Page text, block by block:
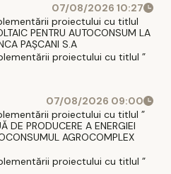
07/08/2026 10:27
proiectului cu titlul
PENTRU AUTOCONSUM LA
PAȘCANI S.A
proiectului cu titlul ”
07/08/2026 09:00
proiectului cu titlul ”
DE PRODUCERE A ENERGIEI
AGROCOMPLEX
proiectului cu titlul ”